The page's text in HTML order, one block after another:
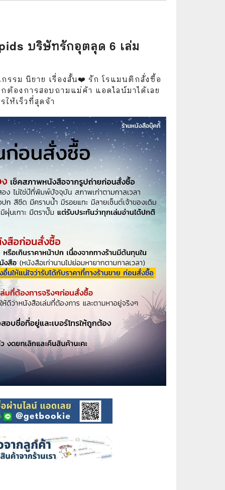
บริษัทรักอุตลุด 6 เล่ม
รรม นิยาย เรื่องสั้น❤️ รัก โรแมนติกสั่งซื้อ
ต้องการสอบถามแม่ค้า แอดไลน์มาได้เลย
ให้เร็วที่สุดจ้า
🧒 Children's Books
🐕‍🦺 Animals
🏛️ Politics & Government
⚙️ Engineering & Transportation
⚖️ Law
👤 Biography
🍸 Food and Drink
💃 Hobbies and Collectibles
🧳 Travel Literature
⚽ Sports
🎲 Board Game
2️⃣ Used Board Game บอร์ดเกมมือ
สอง
🎉 Party
🧠 Strategy
🪅 Family
♟️ Abstract
บอร์ดเกมโดยคนไทย